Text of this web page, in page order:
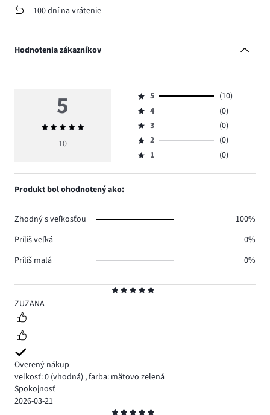
100 dní na vrátenie
Hodnotenia zákazníkov
5
ZUZANA
Overený nákup
veľkosť: 0 (vhodná) ,farba: mätovo zelená
Spokojnosť
2026-03-21
5
Priemerné
hodnotenie
10
Hodnotenie
5,
počet
hlasov
10.
5
(10)
Hodnotenie
4,
počet
hlasov
4
(0)
Hodnotenie
3,
počet
3
(0)
Hodnotenie
2,
2
(0)
Hodnotenie
1,
1 (0)
Produkt bol ohodnotený ako:
Zhodný s veľkosťou
100%
Príliš veľká
0%
Príliš malá
0%